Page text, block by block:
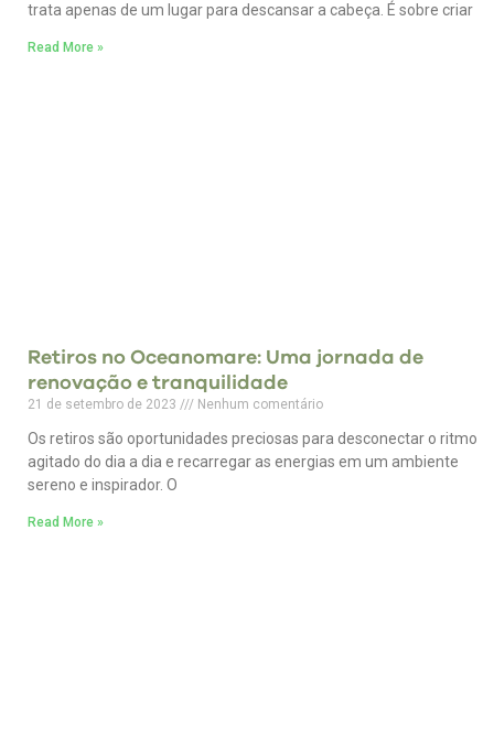
trata apenas de um lugar para descansar a cabeça. É sobre criar
Read More »
Retiros no Oceanomare: Uma jornada de
renovação e tranquilidade
21 de setembro de 2023 Nenhum comentário
Os retiros são oportunidades preciosas para desconectar o ritmo
agitado do dia a dia e recarregar as energias em um ambiente
sereno e inspirador. O
Read More »